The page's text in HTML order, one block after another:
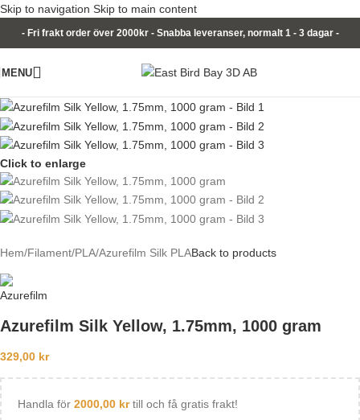
Skip to navigation Skip to main content
- Fri frakt order över 2000kr - Snabba leveranser, normalt 1 - 3 dagar -
MENU
Click to enlarge
Hem/Filament/PLA/Azurefilm Silk PLABack to products
Azurefilm Silk Yellow, 1.75mm, 1000 gram
329,00 kr
Handla för 2000,00 krtill och få gratis frakt!